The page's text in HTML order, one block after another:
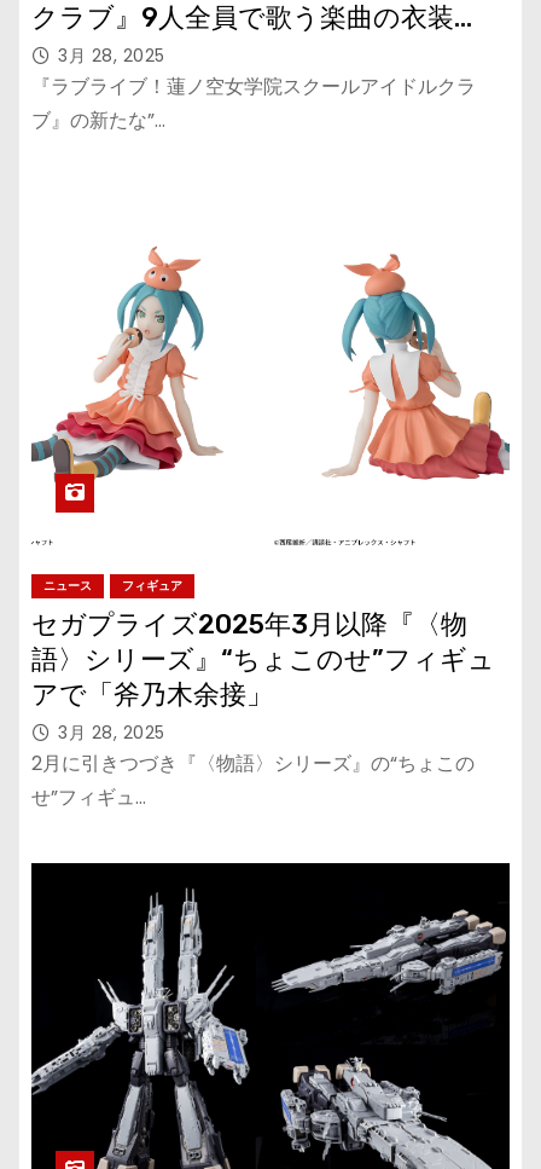
クラブ』9人全員で歌う楽曲の衣装
の“寝そべり”ぬいぐるみ
3月 28, 2025
『ラブライブ！蓮ノ空女学院スクールアイドルクラ
ブ』の新たな”…
ニュース フィギュア
セガプライズ2025年3月以降『〈物
語〉シリーズ』“ちょこのせ”フィギュ
アで「斧乃木余接」
3月 28, 2025
2月に引きつづき『〈物語〉シリーズ』の“ちょこの
せ”フィギュ…